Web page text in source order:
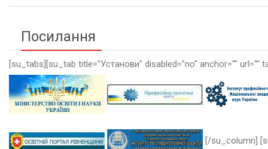
Посилання
[su_tabs][su_tab title="Установи" disabled="no" anchor=""
[/su_column]